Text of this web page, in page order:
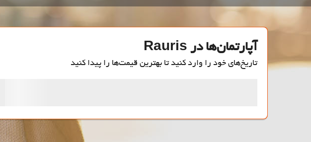
آپارتمان‌ها در Rauris
تاریخ‌های خود را وارد کنید تا بهترین قیمت‌ها را پیدا کنید